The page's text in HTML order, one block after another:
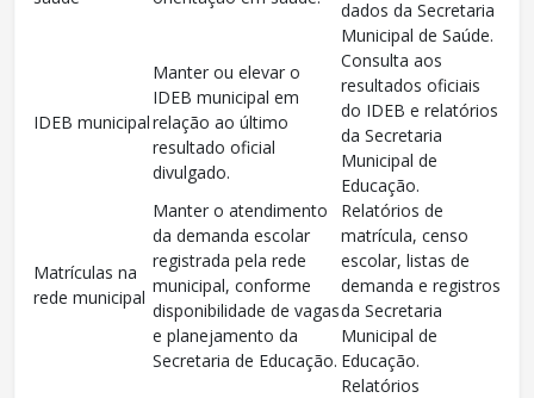
dados da Secretaria
Municipal de Saúde.
IDEB municipal
Manter ou elevar o
IDEB municipal em
relação ao último
resultado oficial
divulgado.
Consulta aos
resultados oficiais
do IDEB e relatórios
da Secretaria
Municipal de
Educação.
Matrículas na
rede municipal
Manter o atendimento
da demanda escolar
registrada pela rede
municipal, conforme
disponibilidade de vagas
e planejamento da
Secretaria de Educação.
Relatórios de
matrícula, censo
escolar, listas de
demanda e registros
da Secretaria
Municipal de
Educação.
Relatórios